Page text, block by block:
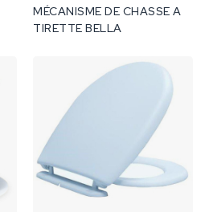
MÉCANISME DE CHASSE A
TIRETTE BELLA